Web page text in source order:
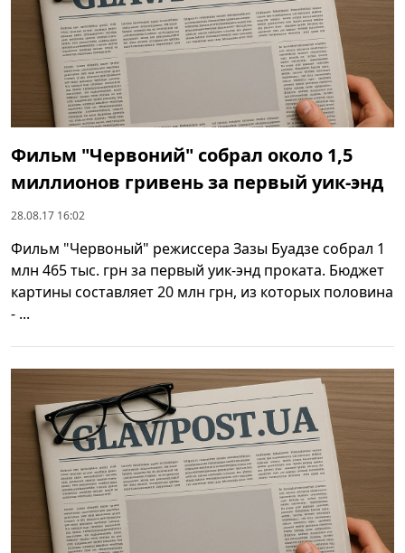
Фильм "Червоний" собрал около 1,5
миллионов гривень за первый уик-энд
28.08.17 16:02
Фильм "Червоный" режиссера Зазы Буадзе собрал 1
млн 465 тыс. грн за первый уик-энд проката. Бюджет
картины составляет 20 млн грн, из которых половина
- ...